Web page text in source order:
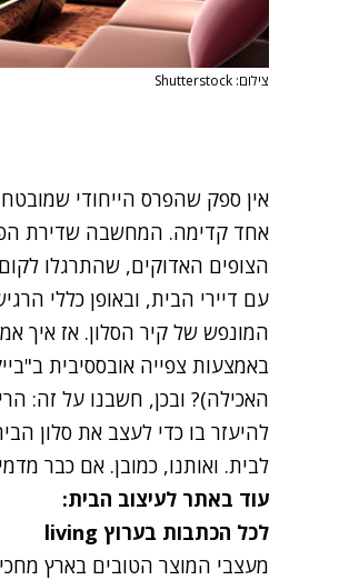
צילום: Shutterstock
אין ספק שהפרס הייחודי
אחד קדימה. המחשבה שדירת
הצופים האדוקים, שהתרגלו
המונפש של קיר הסלון. אז איך
באמצעות צפייה אובססיבית
האכילה)? ובכן, חשבנו על זה:
להיעזר בו כדי לעצב את סלון
לבית. ואותנו, כמובן. אם כבר
עוד באתר לעיצוב הבית:
לכל הכתבות בערוץ living
מעצבי המוצר הטובים בארץ